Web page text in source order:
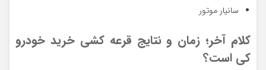
سانیار موتور
کلام آخر؛ زمان و نتایج قرعه کشی خرید خودرو
کی است؟